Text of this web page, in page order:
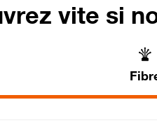
vite si